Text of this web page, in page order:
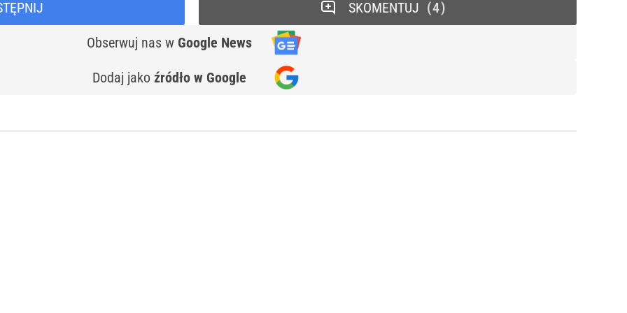
Obserwuj nas w Google News
Dodaj jako źródło w Google
SKOMENTUJ 4